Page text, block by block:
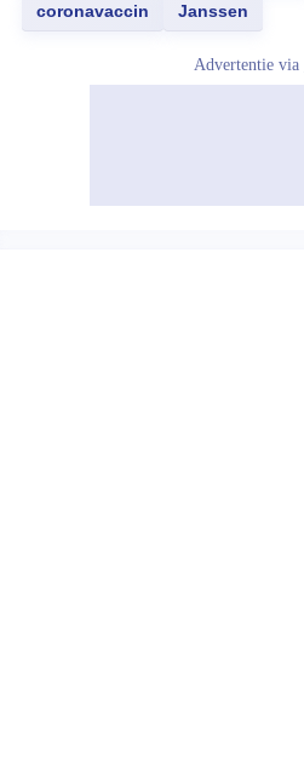
coronavaccin Janssen
Advertentie via